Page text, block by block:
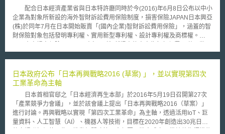
安全基本法（サイバーセキュリティ基本法）網路安全之定義與概要； 以
公司法為核心，從經營體制觀點說明董事義務，例如建立內部控制機制，以
確保系統審核與資料揭露之適當性； 以個人資料保護法為核心，例如說明
個人資料的安全管理措施； 以公平交易法（不正競争防止法）為核心，說
明在營業秘密的保護範圍內，利用提供特定資料與技術手段，來實施迴避行
為對策； 以資通訊網路、電信業者等為中心，說明IoT相關法律問題； 以契
題； 網路安全相關證照制度，例如資訊處理安全確保支援人員； 說明其他
網路安全議題，例如逆向工程、加密、訊息共享等； 說明發生網路安全相
關事故之因應措施，例如數位鑑識； 說明當網路安全糾紛有涉民事訴訟時
應注意之程序； 說明涉及網路安全之刑法規範； 描述日本企業在實施網路
安全措施時，應注意之相關國際規範，例如歐盟一般資料保護規則
（General Data Protection Regulation, GDPR）與資料在地化（Data
Localization）等議題。 此外，隨著網路與現實空間的融合，各產業發
配合日本經濟產業省與日本特許廳同時於今(2016)年6月8日公布以中小
企業為對象所新設的海外智財訴訟費用保險制度，損害保險JAPAN日本興亞
(株)於同年7月在日本開始販賣「(國內企業)智財訴訟費用保險」，涵蓋的智
財保險對象包括發明專利權、實用新型專利權、設計專利權及商標權。
每件海外智財訴訟案件補償額度上限為1千萬日幣，補償的項目為訴訟或仲
許廳的公布內容，欲加入海外智財訴訟費用保險制度的中小企業，須透過指
定的機構(目前為日本商工會議所、全國商工會聯合會及全國中小企業團體
中央會)，以該指定機構會員的名義向配合的保險公司提出申請。前述配合
的保險公司除了損害保險JAPAN日本興亞(株)之外，還有東京海上日動火災
保險(株)及三井住友海上火災保險(株)。 日本特許廳透過前述指定機
構，除了對加入智財訴訟費用保險的中小企業補助一半的保險費用之外，當
日本中小企業在海外開展業務時，若捲入智財侵權訴訟，透過此保險制度更
日本政府公布「日本再興戰略2016 (草案) 」，並以實現第四次
工業革命為主軸
日本首相官邸之「日本經濟再生本部」於2016年5月19日召開第27次
「產業競爭力會議」，並於該會議上提出「日本再興戰略2016（草案）」
進行討論。再興戰略以實現「第四次工業革命」為主軸，透過活用IoT、巨
量資料、人工智慧（AI）、機器人等技術，目標在2020年創造出30兆日圓